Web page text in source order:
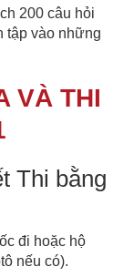
200 câu hỏi
tập vào những
VÀ THI
Thi bằng
đi hoặc hộ
nếu có).